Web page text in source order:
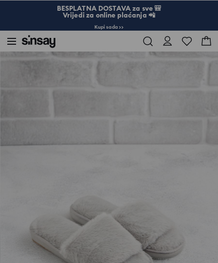
BESPLATNA DOSTAVA za sve 🎒
Vrijedi za online plaćanja 📲
Kupi sada >>